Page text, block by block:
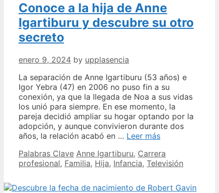
opciones
educativas
Conoce a la hija de Anne
Igartiburu y descubre su otro
secreto
enero 9, 2024 by upplasencia
La separación de Anne Igartiburu (53 años) e
Igor Yebra (47) en 2006 no puso fin a su
conexión, ya que la llegada de Noa a sus vidas
los unió para siempre. En ese momento, la
pareja decidió ampliar su hogar optando por la
adopción, y aunque convivieron durante dos
años, la relación acabó en … Leer másConoce
la
hija
Anne
Categories
Palabras Clave Tags
Anne Igartiburu, Carrera
profesional, Familia, Hija, Infancia, Televisión